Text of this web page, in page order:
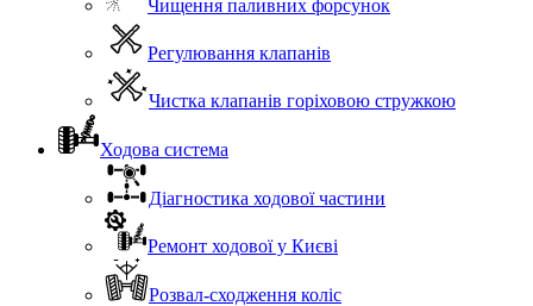
Чищення паливних форсунок
Регулювання клапанів
Чистка клапанів горіховою стружкою
Ходова система
Діагностика ходової частини
Ремонт ходової у Києві
Розвал-сходження коліс